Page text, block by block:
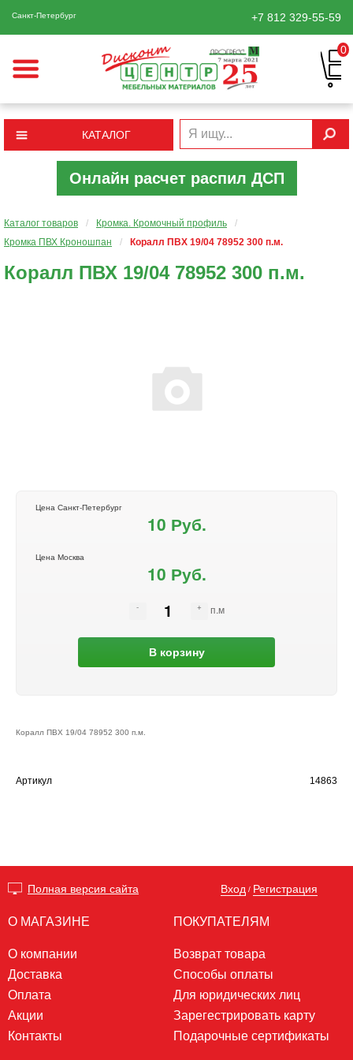
Санкт-Петербург +7 812 329-55-59
0
КАТАЛОГ
Онлайн расчет распил ДСП
Каталог товаров / Кромка. Кромочный профиль
/
Кромка ПВХ Кроношпан
/ Коралл ПВХ 19/04 78952 300 п.м.
Коралл ПВХ 19/04 78952 300 п.м.
Цена Санкт-Петербург
10 Руб.
Цена Москва
10 Руб.
п.м
В корзину
Коралл ПВХ 19/04 78952 300 п.м.
Артикул 14863
Полная версия сайта Вход / Регистрация
О МАГАЗИНЕ
О компании
Доставка
Оплата
Акции
Контакты
ПОКУПАТЕЛЯМ
Возврат товара
Способы оплаты
Для юридических лиц
Зарегестрировать карту
Подарочные сертификаты